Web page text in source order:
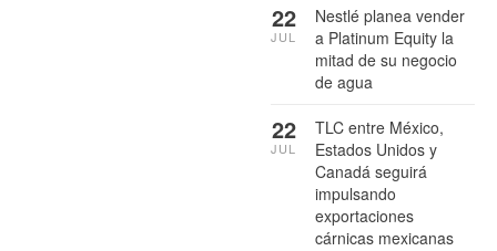
Nestlé planea vender
a Platinum Equity la
mitad de su negocio
de agua
22
JUL
TLC entre México,
Estados Unidos y
Canadá seguirá
impulsando
exportaciones
cárnicas mexicanas
22
JUL